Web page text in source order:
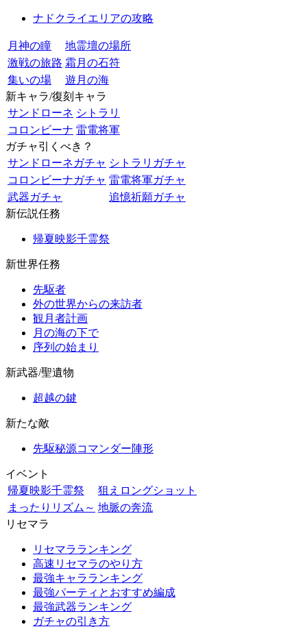
ナドクライエリアの攻略
月神の瞳
地霊壇の場所
激戦の旅路 霜月の石符
集いの場
遊月の海
新キャラ/復刻キャラ
サンドローネ シトラリ
コロンビーナ 雷電将軍
ガチャ引くべき？
サンドローネガチャ シトラリガチャ
コロンビーナガチャ 雷電将軍ガチャ
武器ガチャ
追憶祈願ガチャ
新伝説任務
帰夏映影千霊祭
新世界任務
先駆者
外の世界からの来訪者
観月者計画
月の海の下で
序列の始まり
新武器/聖遺物
超越の鍵
新たな敵
先駆秘源コマンダー陣形
イベント
帰夏映影千霊祭
狙えロングショット
まったりリズム～ 地脈の奔流
リセマラ
リセマラランキング
高速リセマラのやり方
最強キャラランキング
最強パーティとおすすめ編成
最強武器ランキング
ガチャの引き方